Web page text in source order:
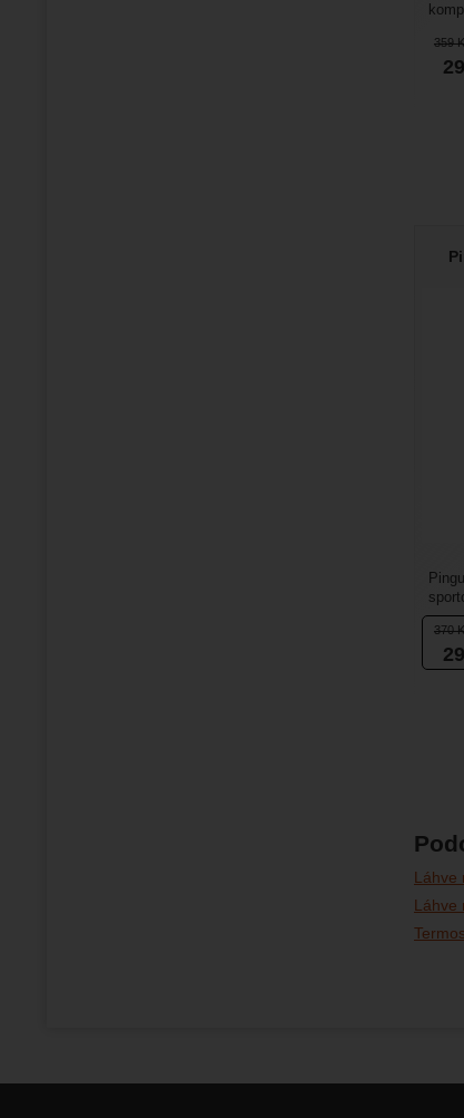
359
370
litr.
Láhve
Láhve